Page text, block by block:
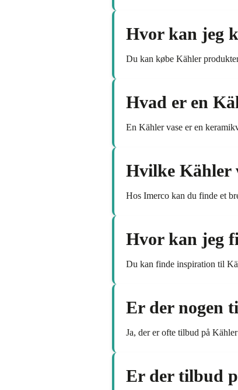
Hvor kan jeg
Du kan købe Kähler
Hvad er en
En Kähler vase er en
Hvilke Kähler
Hos Imerco kan du finde et
Hvor kan jeg
Du kan finde inspiration til
Er der nogen
Ja, der er ofte tilbud på
Er der tilbud